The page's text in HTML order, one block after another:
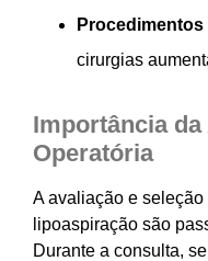
cirurgias
Importância
Operatória
A avaliação e
lipoaspiração são
Durante a consulta,